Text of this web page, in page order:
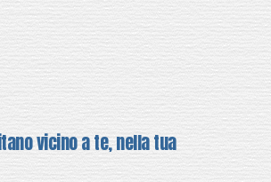
vicino a te, nella tua